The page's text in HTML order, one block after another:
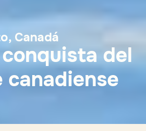
Canadá
del
canadiense